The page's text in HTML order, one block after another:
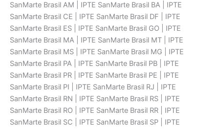
SanMarte Brasil AM | IPTE SanMarte Brasil BA | IPTE
SanMarte Brasil CE | IPTE SanMarte Brasil DF | IPTE
SanMarte Brasil ES | IPTE SanMarte Brasil GO | IPTE
SanMarte Brasil MA | IPTE SanMarte Brasil MT | IPTE
SanMarte Brasil MS | IPTE SanMarte Brasil MG | IPTE
SanMarte Brasil PA | IPTE SanMarte Brasil PB | IPTE
SanMarte Brasil PR | IPTE SanMarte Brasil PE | IPTE
SanMarte Brasil PI | IPTE SanMarte Brasil RJ | IPTE
SanMarte Brasil RN | IPTE SanMarte Brasil RS | IPTE
SanMarte Brasil RO | IPTE SanMarte Brasil RR | IPTE
SanMarte Brasil SC | IPTE SanMarte Brasil SP | IPTE